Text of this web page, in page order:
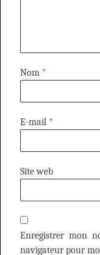
Nom *
E-mail *
Site web
Enregistrer mon
navigateur pour